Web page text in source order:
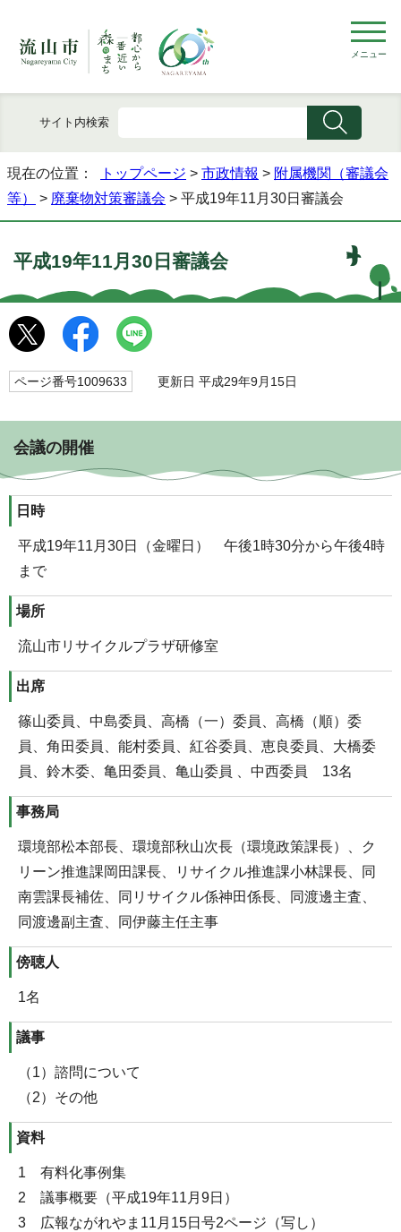
メニュー
サイト内検索
現在の位置： トップページ > 市政情報 > 附属機関（審議会
等）
> 廃棄物対策審議会 > 平成19年11月30日審議会
平成19年11月30日審議会
ページ番号1009633 更新日 平成29年9月15日
会議の開催
日時
平成19年11月30日（金曜日） 午後1時30分から午後4時
まで
場所
流山市リサイクルプラザ研修室
出席
篠山委員、中島委員、高橋（一）委員、高橋（順）委
員、角田委員、能村委員、紅谷委員、恵良委員、大橋委
員、鈴木委、亀田委員、亀山委員 、中西委員 13名
事務局
環境部松本部長、環境部秋山次長（環境政策課長）、ク
リーン推進課岡田課長、リサイクル推進課小林課長、同
南雲課長補佐、同リサイクル係神田係長、同渡邊主査、
同渡邊副主査、同伊藤主任主事
傍聴人
1名
議事
（1）諮問について
（2）その他
資料
1 有料化事例集
2 議事概要（平成19年11月9日）
3 広報ながれやま11月15日号2ページ（写し）